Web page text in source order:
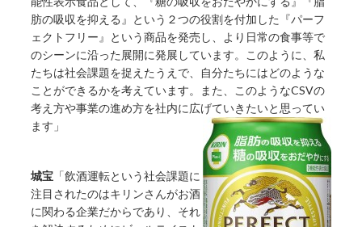
肪の吸収を抑える』という２つの役割を付加した『パーフ
ェクトフリー』という商品を発売し、より日常の食事等で
のシーンに沿った展開に発展しています。このように、私
たちは社会課題を捉えたうえで、自分たちにはどのような
ことができるかを考えています。また、このようなCSVの
考え方や事業の進め方を社内に広げていきたいと思ってい
ます」
城宝 「飲酒運転という社会課題に
注目されたのはキリンさんがお酒
に関わる企業だからであり、それ